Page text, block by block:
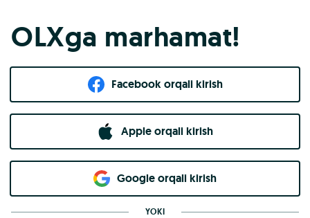
OLXga marhamat!
Facebook orqali kirish​
Apple orqali kirish
Goo​g​le orqali kirish
YOKI